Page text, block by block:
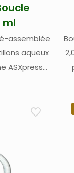
ml
assemblée
aqueux
ASXpress